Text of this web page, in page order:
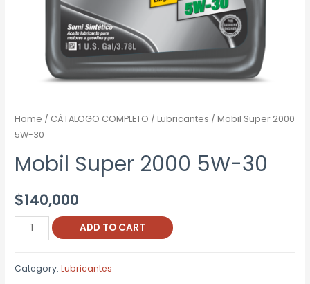
Home / CÁTALOGO COMPLETO /Lubricantes / Mobil Super 2000
5W-30
Mobil Super 2000 5W-30
$140,000
Mobil
Super
5W-
ADD TO CART
Category:Lubricantes